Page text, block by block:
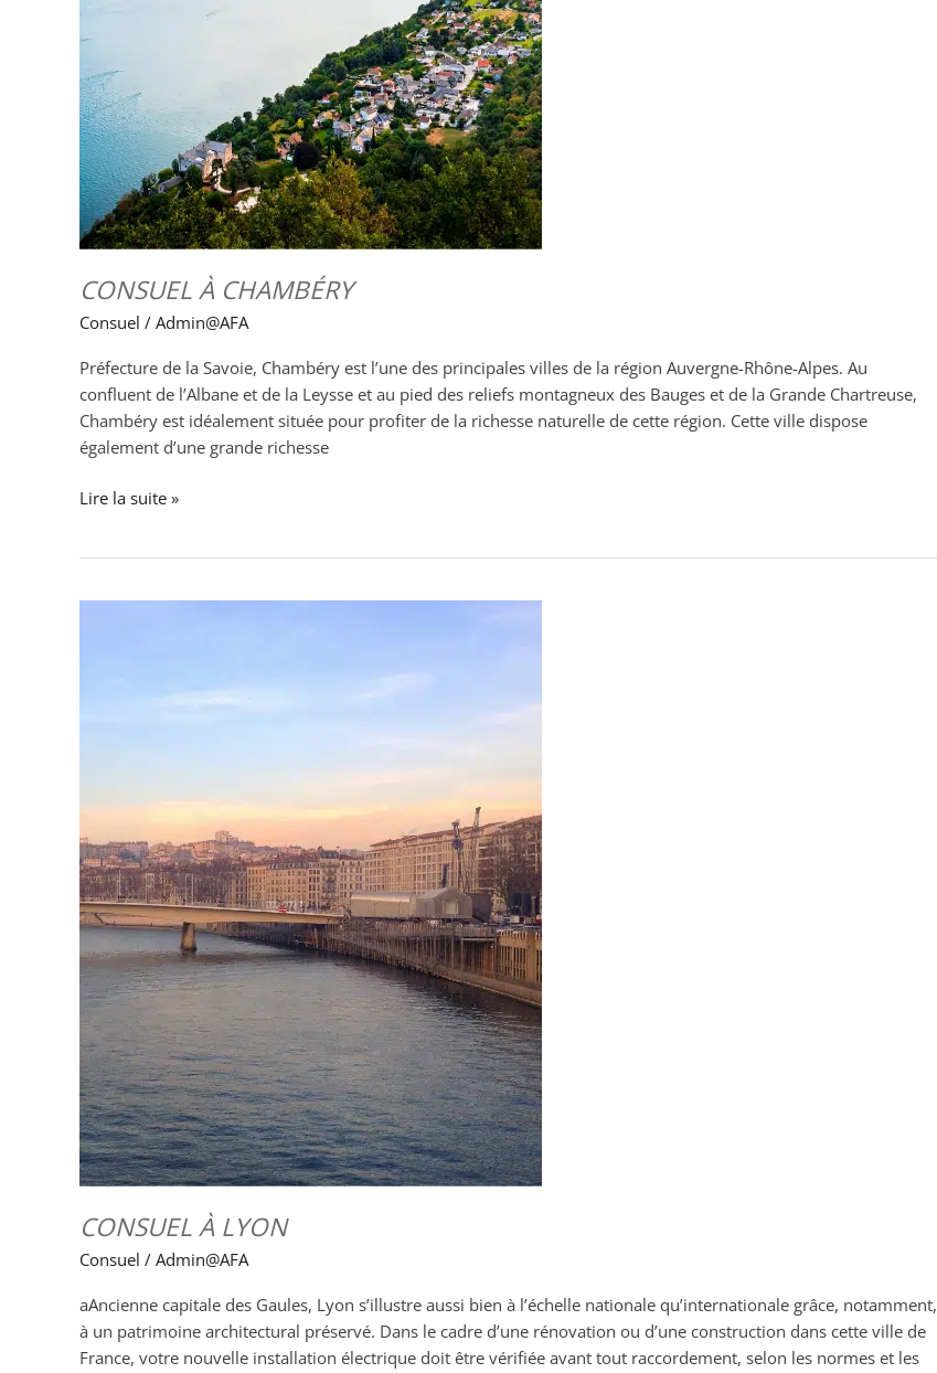
CONSUEL À CHAMBÉRY
Consuel / Admin@AFA
Préfecture de la Savoie, Chambéry est l’une des principales villes de la région Auvergne-Rhône-Alpes. Au
confluent de l’Albane et de la Leysse et au pied des reliefs montagneux des Bauges et de la Grande Chartreuse,
Chambéry est idéalement située pour profiter de la richesse naturelle de cette région. Cette ville dispose
également d’une grande richesse
Lire la suite »
CONSUEL À LYON
Consuel / Admin@AFA
aAncienne capitale des Gaules, Lyon s’illustre aussi bien à l’échelle nationale qu’internationale grâce, notamment,
à un patrimoine architectural préservé. Dans le cadre d’une rénovation ou d’une construction dans cette ville de
France, votre nouvelle installation électrique doit être vérifiée avant tout raccordement, selon les normes et les